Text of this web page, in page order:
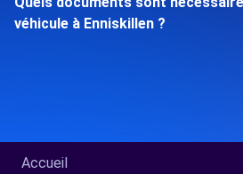
véhicule à Enniskillen ?
Accueil